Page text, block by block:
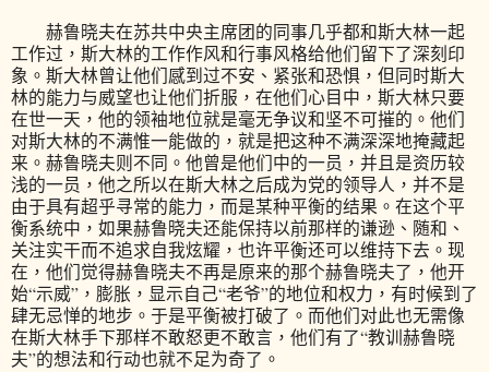
赫鲁晓夫在苏共中央主席团的同事几乎都和斯大林一起
工作过，斯大林的工作作风和行事风格给他们留下了深刻印
象。斯大林曾让他们感到过不安、紧张和恐惧，但同时斯大
林的能力与威望也让他们折服，在他们心目中，斯大林只要
在世一天，他的领袖地位就是毫无争议和坚不可摧的。他们
对斯大林的不满惟一能做的，就是把这种不满深深地掩藏起
来。赫鲁晓夫则不同。他曾是他们中的一员，并且是资历较
浅的一员，他之所以在斯大林之后成为党的领导人，并不是
由于具有超乎寻常的能力，而是某种平衡的结果。在这个平
衡系统中，如果赫鲁晓夫还能保持以前那样的谦逊、随和、
关注实干而不追求自我炫耀，也许平衡还可以维持下去。现
在，他们觉得赫鲁晓夫不再是原来的那个赫鲁晓夫了，他开
始“示威”，膨胀，显示自己“老爷”的地位和权力，有时候到了
肆无忌惮的地步。于是平衡被打破了。而他们对此也无需像
在斯大林手下那样不敢怒更不敢言，他们有了“教训赫鲁晓
夫”的想法和行动也就不足为奇了。